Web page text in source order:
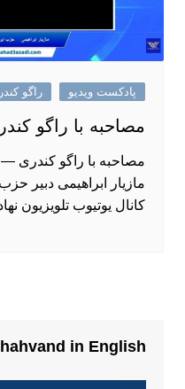
پادکست ویدیو راگو
مصاحبه با راگو
مصاحبه با راگو کندری
مازیار ابراهیمی دبیر
کانال یوتیوب تلویزیون
in English